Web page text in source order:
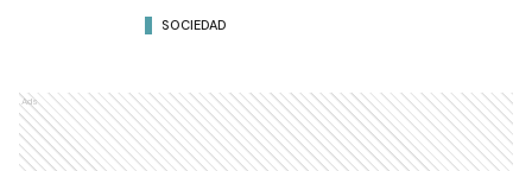
SOCIEDAD
Ads